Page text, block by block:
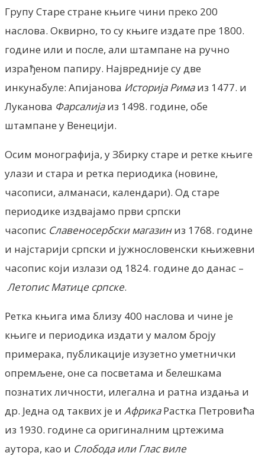
Групу Старе стране књиге чини преко 200
наслова. Оквирно, то су књиге издате пре 1800.
године или и после, али штампане на ручно
израђеном папиру. Највредније су две
инкунабуле: Апијанова Историја Римаиз 1477. и
Луканова Фарсалијаиз 1498. године, обе
штампане у Венецији.
Осим монографија, у Збирку старе и ретке књиге
улази и стара и ретка периодика (новине,
часописи, алманаси, календари). Од старе
периодике издвајамо први српски
часопис Славеносербски магазиниз 1768. године
и најстарији српски и јужнословенски књижевни
часопис који излази од 1824. године до данас –
Летопис Матице српске.
Ретка књига има близу 400 наслова и чине је
књиге и периодика издати у малом броју
примерака, публикације изузетно уметнички
опремљене, оне са посветама и белешкама
познатих личности, илегална и ратна издања и
др. Једна од таквих је и АфрикаРастка Петровића
из 1930. године са оригиналним цртежима
аутора, као и Слобода или Глас виле